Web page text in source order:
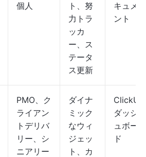
個人
ト、努
力トラ
ッカ
ー、ス
テータ
ス更新
キュメ
ント
PMO、ク
ライアン
トデリバ
リー、シ
ニアリー
ダイナ
ミック
なウィ
ジェッ
ト、カ
ClickUp
ダッシ
ュボー
ド